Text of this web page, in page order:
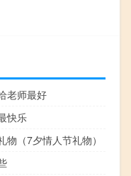
老师最好
快乐
（7夕情人节礼物）